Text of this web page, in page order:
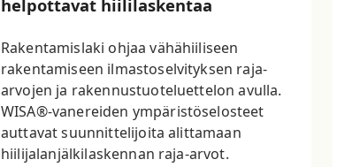
helpottavat hiililaskentaa
Rakentamislaki ohjaa vähähiiliseen
rakentamiseen ilmastoselvityksen raja-
arvojen ja rakennustuoteluettelon avulla.
WISA®-vanereiden ympäristöselosteet
auttavat suunnittelijoita alittamaan
hiilijalanjälkilaskennan raja-arvot.